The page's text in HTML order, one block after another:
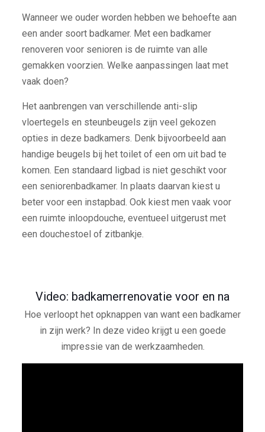
Wanneer we ouder worden hebben we behoefte aan
een ander soort badkamer. Met een badkamer
renoveren voor senioren is de ruimte van alle
gemakken voorzien. Welke aanpassingen laat met
vaak doen?
Het aanbrengen van verschillende anti-slip
vloertegels en steunbeugels zijn veel gekozen
opties in deze badkamers. Denk bijvoorbeeld aan
handige beugels bij het toilet of een om uit bad te
komen. Een standaard ligbad is niet geschikt voor
een seniorenbadkamer. In plaats daarvan kiest u
beter voor een instapbad. Ook kiest men vaak voor
een ruimte inloopdouche, eventueel uitgerust met
een douchestoel of zitbankje.
Video: badkamerrenovatie voor en na
Hoe verloopt het opknappen van want een badkamer
in zijn werk? In deze video krijgt u een goede
impressie van de werkzaamheden.